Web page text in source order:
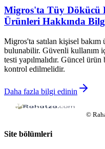
Migros'ta Tüy Dökücü
Ürünleri Hakkında
Migros'ta satılan kişisel
bulunabilir. Güvenli kullanım
testi yapılmalıdır. Güncel
kontrol edilmelidir.
Daha fazla bilgi edinin
©
Site bölümleri